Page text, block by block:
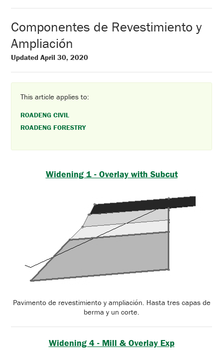
Componentes de Revestimiento y
Ampliación
Updated April 30, 2020
This article applies to:
ROADENG CIVIL
ROADENG FORESTRY
Widening 1 - Overlay with Subcut
Pavimento de revestimiento y ampliación. Hasta tres capas de
berma y un corte.
Widening 4 - Mill & Overlay Exp